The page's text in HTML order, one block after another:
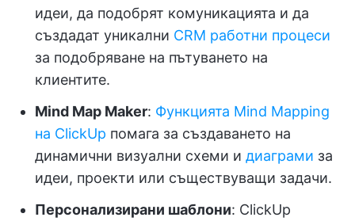
идеи, да подобрят комуникацията и да
създадат уникални CRM работни процеси
за подобряване на пътуването на
клиентите.
Mind Map Maker: Функцията Mind Mapping
на ClickUp помага за създаването на
динамични визуални схеми и диаграми за
идеи, проекти или съществуващи задачи.
Персонализирани шаблони: ClickUp